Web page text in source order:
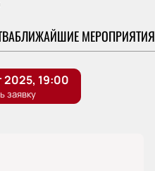
БЛИЖАЙШИЕ МЕРОПРИЯТИЯ